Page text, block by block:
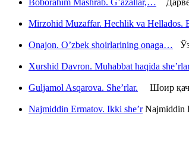
Mirzohid Muzaffar. Hechlik va Hellados.
Onajon. O’zbek shoirlarining onaga…
Xurshid Davron. Muhabbat haqida
Guljamol Asqarova. She’rlar. Шоир
Najmiddin Ermatov. Ikki she’rNajmiddin